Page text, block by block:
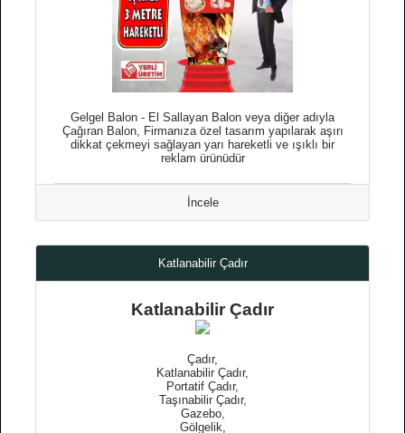
Gelgel Balon - El Sallayan Balon veya diğer adıyla
Çağıran Balon, Firmanıza özel tasarım yapılarak aşırı
dikkat çekmeyi sağlayan yarı hareketli ve ışıklı bir
reklam ürünüdür
İncele
Katlanabilir Çadır
Katlanabilir Çadır
Çadır,
Katlanabilir Çadır,
Portatif Çadır,
Taşınabilir Çadır,
Gazebo,
Gölgelik,